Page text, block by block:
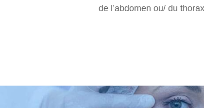
de l’abdomen ou/ du thorax